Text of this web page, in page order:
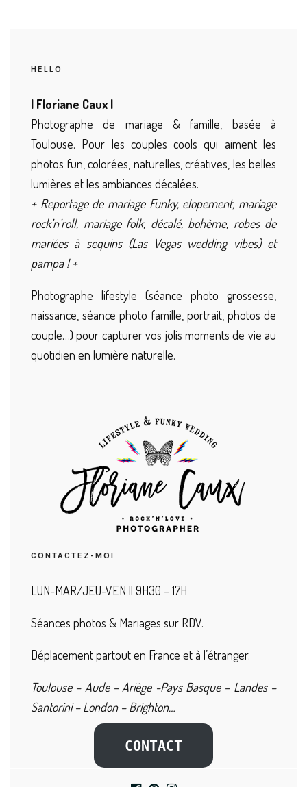
HELLO
| Floriane Caux |
Photographe de mariage & famille, basée à
Toulouse. Pour les couples cools qui aiment les
photos fun, colorées, naturelles, créatives, les belles
lumières et les ambiances décalées.
+ Reportage de mariage Funky, elopement, mariage
rock’n’roll, mariage folk, décalé, bohème, robes de
mariées à sequins (Las Vegas wedding vibes) et
pampa ! +
Photographe lifestyle (séance photo grossesse,
naissance, séance photo famille, portrait, photos de
couple…) pour capturer vos jolis moments de vie au
quotidien en lumière naturelle.
CONTACTEZ-MOI
LUN-MAR/JEU-VEN || 9H30 – 17H
Séances photos & Mariages sur RDV.
Déplacement partout en France et à l’étranger.
Toulouse – Aude – Ariège -Pays Basque – Landes –
Santorini – London – Brighton…
CONTACT